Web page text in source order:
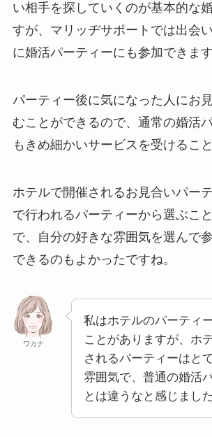
い相手を探していくのが基本的な
すが、マリッヂサポートでは出会
に婚活パーティーにも参加できます
パーティー後に気になった人にお
むことができるので、通常の婚活
もきめ細かいサービスを受けるこ
ホテルで開催されるお見合いパー
で行われるパーティーから選ぶこ
で、自分の好きな雰囲気を選んで
できるのもよかったですね。
ワカナ
私はホテルのパーティ
ことがありますが、ホ
されるパーティーはと
雰囲気で、普通の婚活
とは違うなと感じました